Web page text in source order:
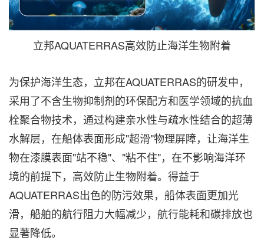
立邦AQUATERRAS高效防止海洋生物附着
为保护海洋生态，立邦在AQUATERRAS的研发中，
采用了不含生物抑制剂的环保配方和医学领域的抗血
栓聚合物技术，通过构建亲水性与疏水性结合的超薄
水解层，在船体表面形成"超滑"物理屏障，让海洋生
物在漆膜表面"站不稳"、"粘不住"，在不影响海洋环
境的前提下，高效防止生物附着。得益于
AQUATERRAS出色的防污效果，船体表面更加光
滑，船舶的航行阻力大幅减少，航行能耗和碳排放也
显著降低。